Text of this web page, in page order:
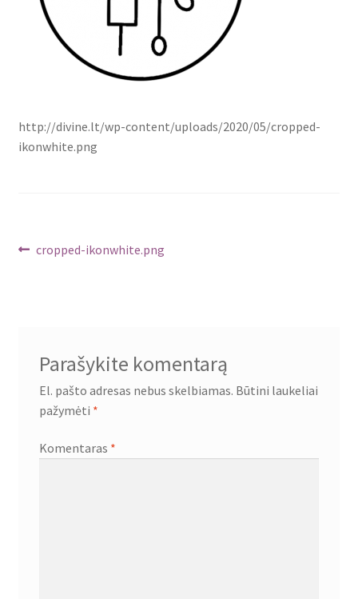
http://divine.lt/wp-content/uploads/2020/05/cropped-
ikonwhite.png
Navigacija
Ankstenis
cropped-ikonwhite.png
Parašykite komentarą
El. pašto adresas nebus skelbiamas. Būtini laukeliai
pažymėti *
Komentaras *